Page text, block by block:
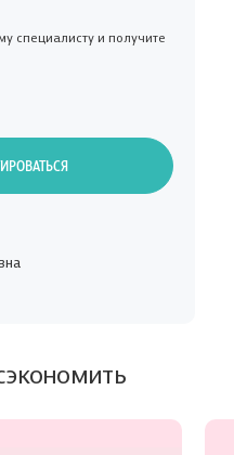
специалисту и получите